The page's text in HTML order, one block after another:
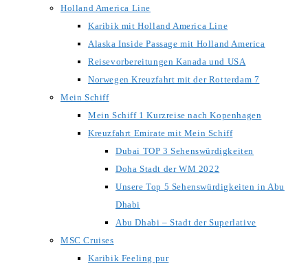
Holland America Line
Karibik mit Holland America Line
Alaska Inside Passage mit Holland America
Reisevorbereitungen Kanada und USA
Norwegen Kreuzfahrt mit der Rotterdam 7
Mein Schiff
Mein Schiff 1 Kurzreise nach Kopenhagen
Kreuzfahrt Emirate mit Mein Schiff
Dubai TOP 3 Sehenswürdigkeiten
Doha Stadt der WM 2022
Unsere Top 5 Sehenswürdigkeiten in Abu
Dhabi
Abu Dhabi – Stadt der Superlative
MSC Cruises
Karibik Feeling pur